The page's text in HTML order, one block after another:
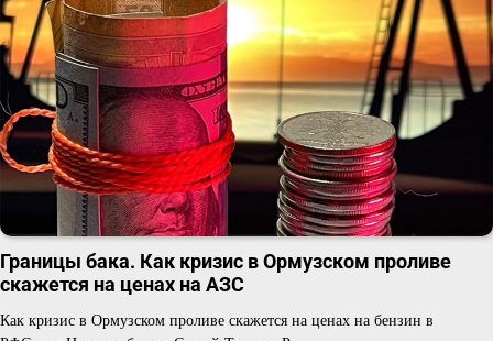
Границы бака. Как кризис в Ормузском проливе
скажется на ценах на АЗС
Как кризис в Ормузском проливе скажется на ценах на бензин в